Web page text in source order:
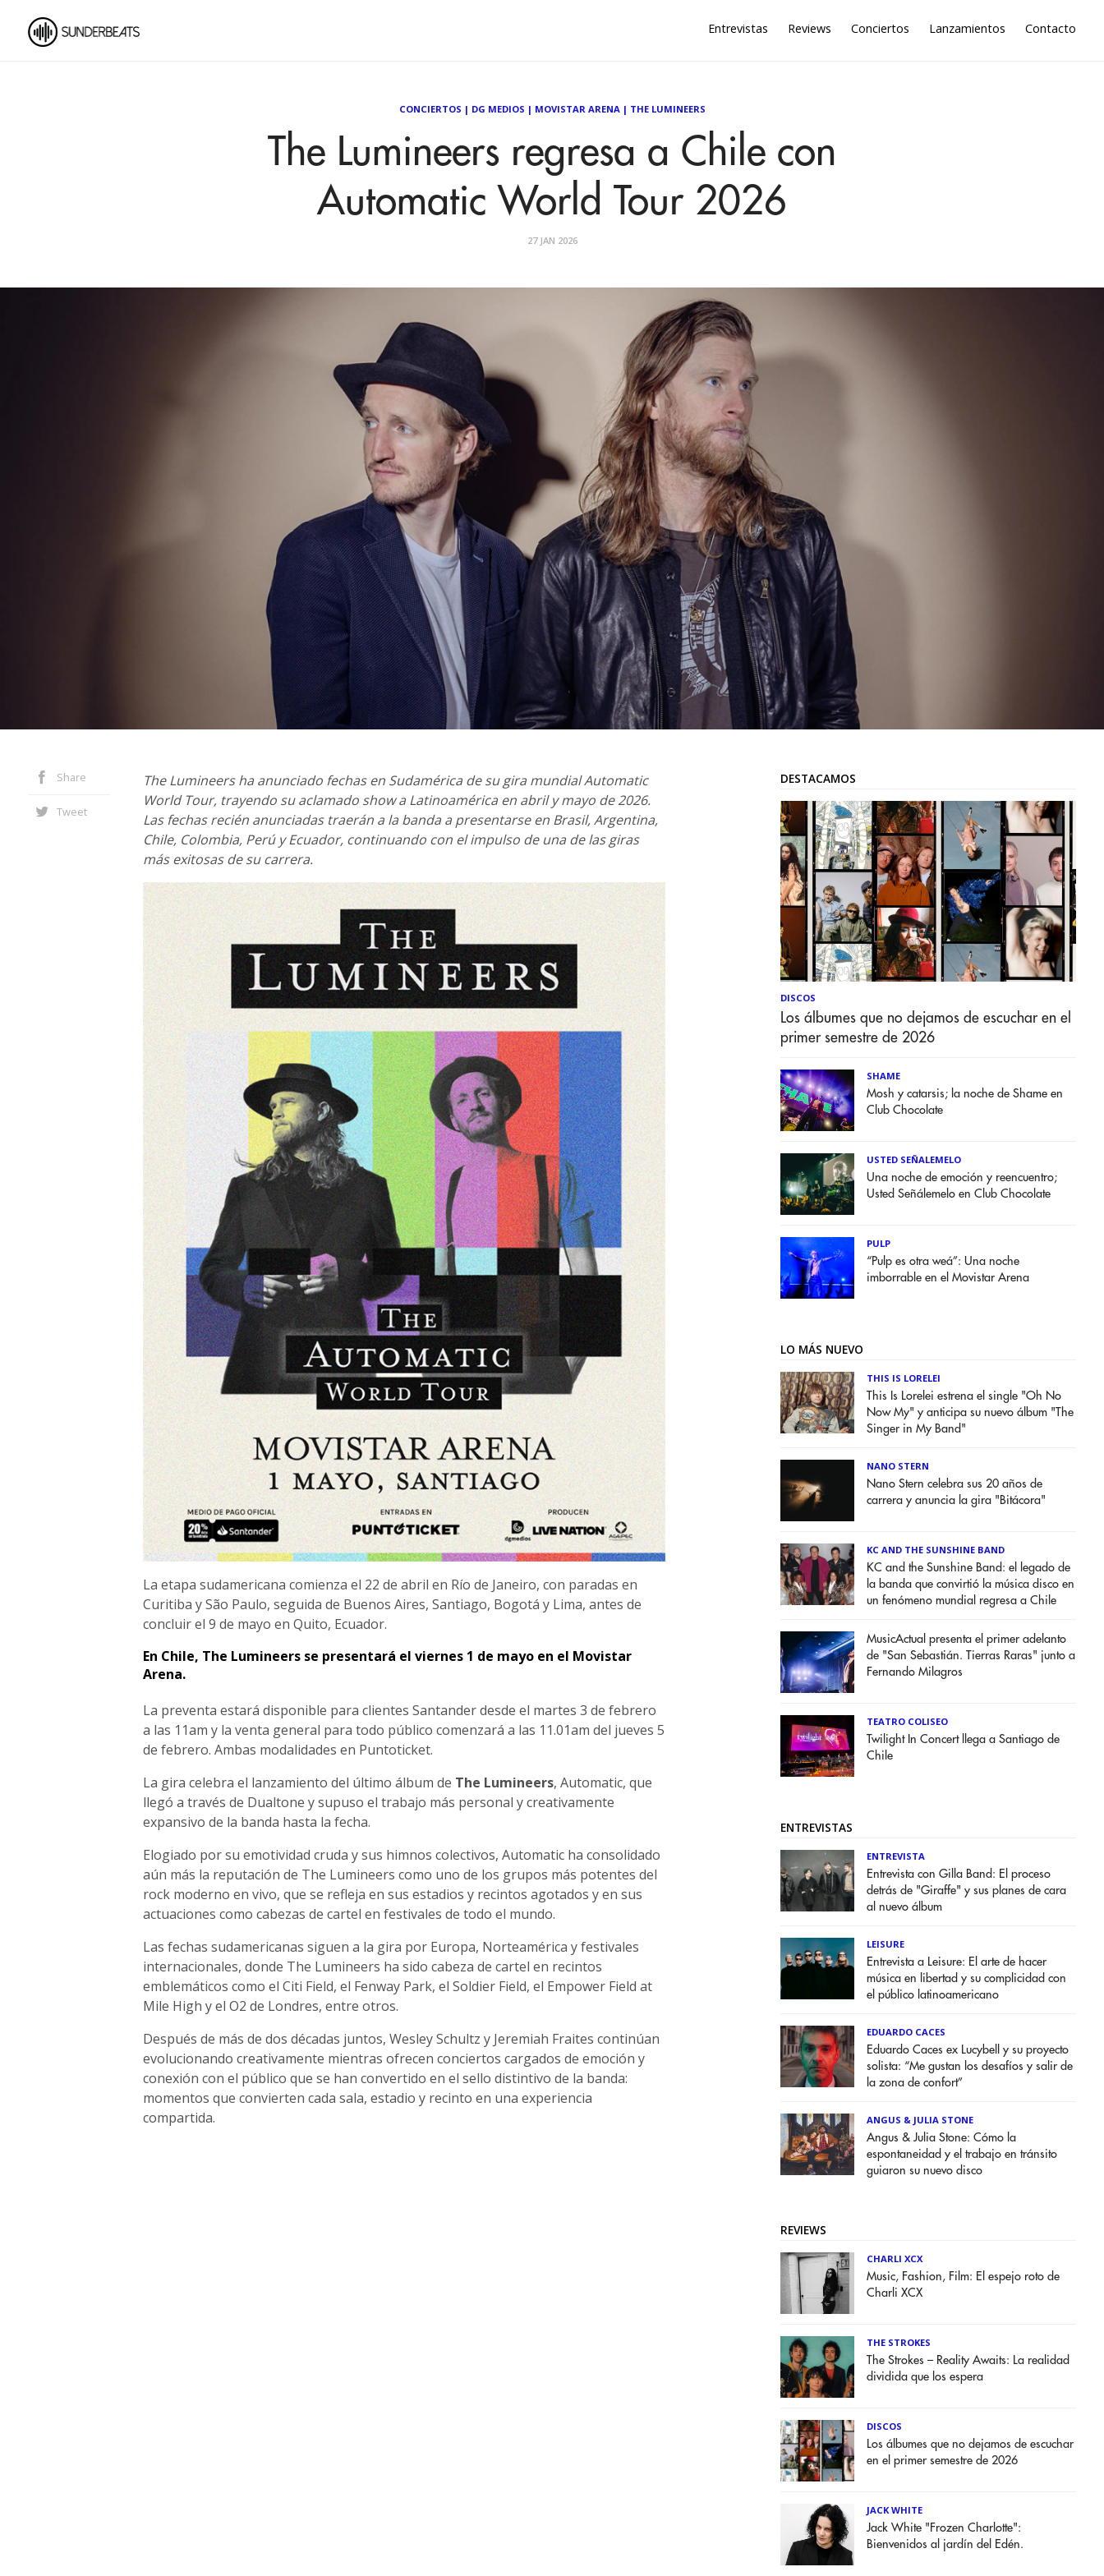
Entrevistas Reviews Conciertos Lanzamientos Contacto
CONCIERTOS | DG MEDIOS | MOVISTAR ARENA| THE LUMINEERS
The Lumineers regresa a Chile con
Automatic World Tour 2026
27 JAN 2026
Share
Tweet
The Lumineers ha anunciado fechas en Sudamérica de su gira mundial Automatic
World Tour, trayendo su aclamado show a Latinoamérica en abril y mayo de 2026.
Las fechas recién anunciadas traerán a la banda a presentarse en Brasil, Argentina,
Chile, Colombia, Perú y Ecuador, continuando con el impulso de una de las giras
más exitosas de su carrera.
La etapa sudamericana comienza el 22 de abril en Río de Janeiro, con paradas en
Curitiba y São Paulo, seguida de Buenos Aires, Santiago, Bogotá y Lima, antes de
concluir el 9 de mayo en Quito, Ecuador.
En Chile, The Lumineers se presentará el viernes 1 de mayo en el Movistar
Arena.
La preventa estará disponible para clientes Santander desde el martes 3 de febrero
a las 11am y la venta general para todo público comenzará a las 11.01am del jueves 5
de febrero. Ambas modalidades en Puntoticket.
La gira celebra el lanzamiento del último álbum de The Lumineers, Automatic, que
llegó a través de Dualtone y supuso el trabajo más personal y creativamente
expansivo de la banda hasta la fecha.
Elogiado por su emotividad cruda y sus himnos colectivos, Automatic ha consolidado
aún más la reputación de The Lumineers como uno de los grupos más potentes del
rock moderno en vivo, que se refleja en sus estadios y recintos agotados y en sus
actuaciones como cabezas de cartel en festivales de todo el mundo.
Las fechas sudamericanas siguen a la gira por Europa, Norteamérica y festivales
internacionales, donde The Lumineers ha sido cabeza de cartel en recintos
emblemáticos como el Citi Field, el Fenway Park, el Soldier Field, el Empower Field at
Mile High y el O2 de Londres, entre otros.
Después de más de dos décadas juntos, Wesley Schultz y Jeremiah Fraites continúan
evolucionando creativamente mientras ofrecen conciertos cargados de emoción y
conexión con el público que se han convertido en el sello distintivo de la banda:
momentos que convierten cada sala, estadio y recinto en una experiencia
compartida.
DESTACAMOS
DISCOS
Los álbumes que no dejamos de escuchar en el
primer semestre de 2026
SHAME
Mosh y catarsis; la noche de Shame en
Club Chocolate
USTED SEÑALEMELO
Una noche de emoción y reencuentro;
Usted Señálemelo en Club Chocolate
PULP
“Pulp es otra weá”: Una noche
imborrable en el Movistar Arena
LO MÁS NUEVO
THIS IS LORELEI
This Is Lorelei estrena el single "Oh No
Now My" y anticipa su nuevo álbum "The
Singer in My Band"
NANO STERN
Nano Stern celebra sus 20 años de
carrera y anuncia la gira "Bitácora"
KC AND THE SUNSHINE BAND
KC and the Sunshine Band: el legado de
la banda que convirtió la música disco en
un fenómeno mundial regresa a Chile
MusicActual presenta el primer adelanto
de "San Sebastián. Tierras Raras" junto a
Fernando Milagros
TEATRO COLISEO
Twilight In Concert llega a Santiago de
Chile
ENTREVISTAS
ENTREVISTA
Entrevista con Gilla Band: El proceso
detrás de "Giraffe" y sus planes de cara
al nuevo álbum
LEISURE
Entrevista a Leisure: El arte de hacer
música en libertad y su complicidad con
el público latinoamericano
EDUARDO CACES
Eduardo Caces ex Lucybell y su proyecto
solista: “Me gustan los desafíos y salir de
la zona de confort”
ANGUS & JULIA STONE
Angus & Julia Stone: Cómo la
espontaneidad y el trabajo en tránsito
guiaron su nuevo disco
REVIEWS
CHARLI XCX
Music, Fashion, Film: El espejo roto de
Charli XCX
THE STROKES
The Strokes – Reality Awaits: La realidad
dividida que los espera
DISCOS
Los álbumes que no dejamos de escuchar
en el primer semestre de 2026
JACK WHITE
Jack White "Frozen Charlotte":
Bienvenidos al jardín del Edén.